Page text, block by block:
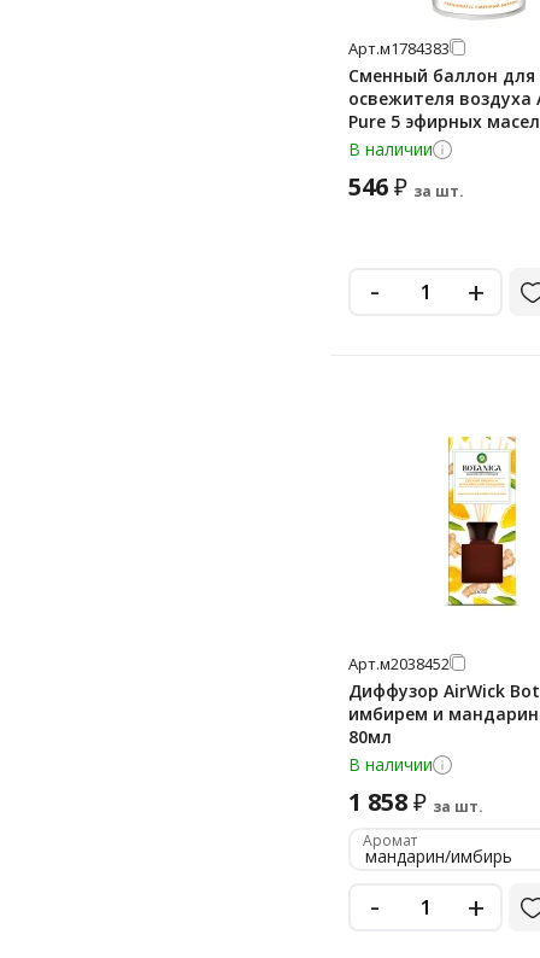
Арт.м1784383
Сменный баллон для
освежителя воздуха
Pure 5 эфирных
ароматом
грейпфрута, 250мл
В наличии
546₽ за шт.
- +
Арт.м2038452
Диффузор AirWick
имбирем и
80мл
В наличии
1 858₽ за шт.
Аромат
мандарин/имбирь
- +